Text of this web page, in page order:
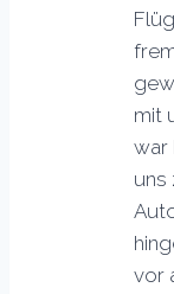
mit
war
uns
vor